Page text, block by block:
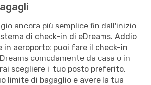
ancora più semplice fin dall'inizio
di check-in di eDreams. Addio
in aeroporto: puoi fare il check-in
comodamente da casa o in
scegliere il tuo posto preferito,
limite di bagaglio e avere la tua